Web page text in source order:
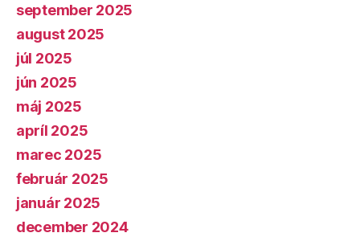
september 2025
august 2025
júl 2025
jún 2025
máj 2025
apríl 2025
marec 2025
február 2025
január 2025
december 2024